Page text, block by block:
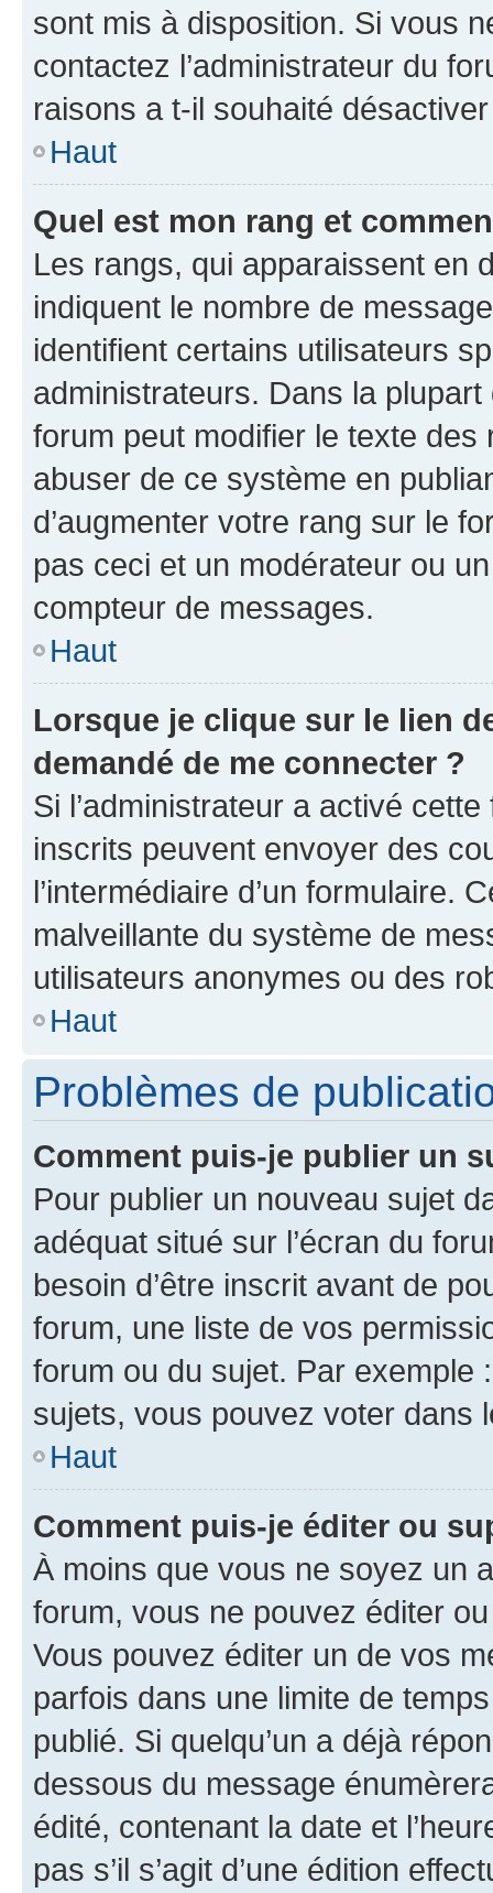
sont mis à disposition. Si vous
contactez l’administrateur du
raisons a t-il souhaité
Haut
Quel est mon rang et
Les rangs, qui apparaissent en
indiquent le nombre de
identifient certains utilisateurs
administrateurs. Dans la
forum peut modifier le texte
abuser de ce système en
d’augmenter votre rang sur le
pas ceci et un modérateur ou
compteur de messages.
Haut
Lorsque je clique sur le lien
demandé de me connecter ?
Si l’administrateur a activé
inscrits peuvent envoyer des
l’intermédiaire d’un formulaire.
malveillante du système de
utilisateurs anonymes ou des
Haut
Problèmes de
Comment puis-je publier un
Pour publier un nouveau sujet
adéquat situé sur l’écran du
besoin d’être inscrit avant de
forum, une liste de vos
forum ou du sujet. Par exemple
sujets, vous pouvez voter dans
Haut
Comment puis-je éditer ou
À moins que vous ne soyez un
forum, vous ne pouvez éditer
Vous pouvez éditer un de vos
parfois dans une limite de
publié. Si quelqu’un a déjà
dessous du message
édité, contenant la date et
pas s’il s’agit d’une édition